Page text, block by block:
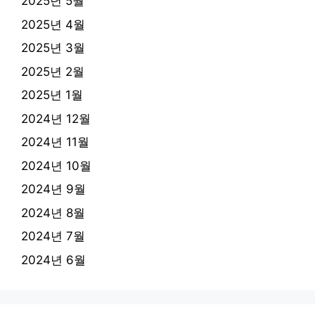
2025년 4월
2025년 3월
2025년 2월
2025년 1월
2024년 12월
2024년 11월
2024년 10월
2024년 9월
2024년 8월
2024년 7월
2024년 6월